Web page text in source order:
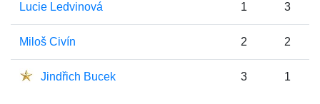
Lucie Ledvinová 1 3
Miloš Civín 2 2
Jindřich Bucek 3 1